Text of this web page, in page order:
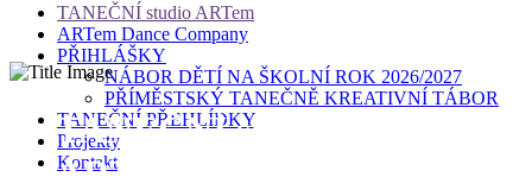
TANEČNÍ studio ARTem
ARTem Dance Company
PŘIHLÁŠKY
NÁBOR DĚTÍ NA ŠKOLNÍ ROK 2026/2027
PŘÍMĚSTSKÝ TANEČNĚ KREATIVNÍ TÁBOR
TANEČNÍ PŘEHLÍDKY
Projekty
Kontakt
TANEČNÍ studio
ARTem